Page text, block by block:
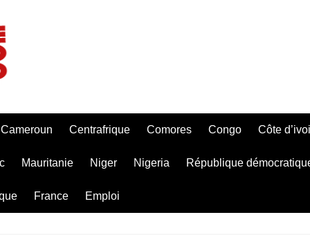
Cameroun Centrafrique Comores Congo Côte
Mauritanie Niger Nigeria République
France Emploi